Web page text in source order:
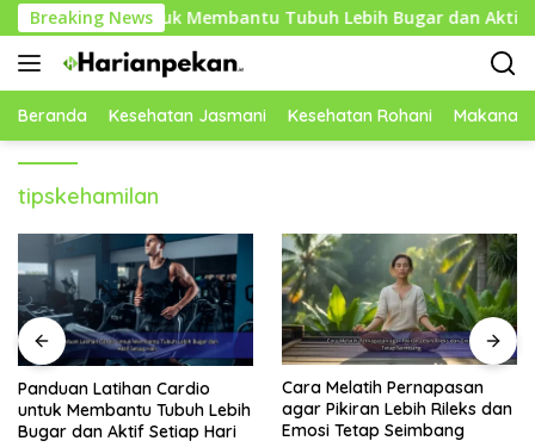
Langsung
ke
konten
Breaking News
Cardio untuk Membantu Tubuh Lebih Bugar dan Aktif Setiap
Beranda Kesehatan Jasmani Kesehatan Rohani Makanan
tipskehamilan
Cara Melatih Pernapasan
agar Pikiran Lebih Rileks dan
Emosi Tetap Seimbang
Mengenal Sayuran Hijau
Kaya Nutrisi yang Cocok
untuk Menu Sehat Modern